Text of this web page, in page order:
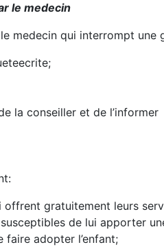
le medecin
medecin qui interrompt
la conseiller et de l’informer
gratuitement leurs
de lui apporter
adopter l’enfant;